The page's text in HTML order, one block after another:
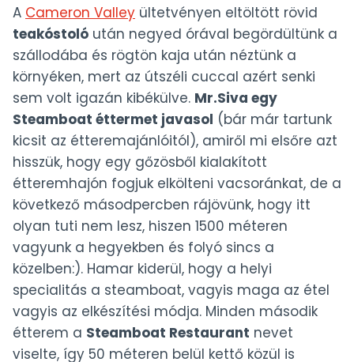
A Cameron Valley ültetvényen eltöltött rövid
teakóstoló után negyed órával begördültünk a
szállodába és rögtön kaja után néztünk a
környéken, mert az útszéli cuccal azért senki
sem volt igazán kibékülve. Mr.Siva egy
Steamboat éttermet javasol (bár már tartunk
kicsit az étteremajánlóitól), amiről mi elsőre azt
hisszük, hogy egy gőzösből kialakított
étteremhajón fogjuk elkölteni vacsoránkat, de a
következő másodpercben rájövünk, hogy itt
olyan tuti nem lesz, hiszen 1500 méteren
vagyunk a hegyekben és folyó sincs a
közelben:). Hamar kiderül, hogy a helyi
specialitás a steamboat, vagyis maga az étel
vagyis az elkészítési módja. Minden második
étterem a Steamboat Restaurant nevet
viselte, így 50 méteren belül kettő közül is